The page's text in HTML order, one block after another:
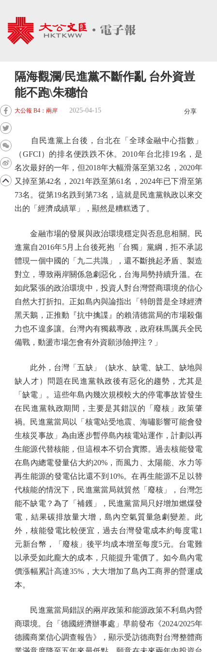
隔海觀瀾/民進黨不斷作亂 台外資豈
能不跑\朱穗怡
大公報 B4：兩岸 2025-04-15 分享
自民進黨上台後，台北在「全球金融中心指數」
（GFCI）的排名便跌跌不休。2010年台北排19名，是
名次最好的一年，但2018年大幅滑落至第32名，2020年
又掉至第42名，2021年跌至第61名，2024年已下滑至第
73名。從第19名跌到第73名，這就是民進黨執政以來交
出的「經濟成績單」，顯然是糟糕透了。
金融市場的發展與政治環境穩定與否息息相關。民
進黨自2016年5月上台後死抱「台獨」黨綱，拒不承認
體現一個中國的「九二共識」，還不斷挑起矛盾、製造
對立，導致兩岸關係急劇惡化，台海局勢持續升溫。在
如此緊張的政治環境中，投資人對台灣營商環境的信心
自然大打折扣。正如島內與論指出「特朗普是全球經濟
黑天鵝，正推動『抗中擒諜』的賴清德當局的市場殺傷
力也不遑多讓。台灣內有獨裁專政，政府秣馬厲兵全民
備戰，動盪市場怎會有外資願涉險押注？」
此外，台灣「五缺」（缺水、缺電、缺工、缺地與
缺人才）問題在民進黨執政後有惡化的趨勢，尤其是
「缺電」。這些年島內幾次規模較大的停電事故皆發生
在民進黨執政期間，主要是其錯誤的「廢核」政策肇
禍。民進黨當局以「核電站受地震、海嘯影響可能會發
生核災事故」為由逐步暫停島內核電站運作，計劃以再
生能源代替核能，但這根本不切合實際。過去核能發電
在島內總電發量佔大約20%，而風力、太陽能、水力等
再生能源的發電佔比還不到10%。在再生能源不足以替
代核能的情況下，民進黨當局就貿然「廢核」，台灣怎
能不缺電？為了「補鑊」，民進黨當局只好增加燃煤發
電，結果碳排放量大增，島內空氣質量急劇變差。此
外，核能發電比較便宜，過去台灣發電成本約每度電1
元新台幣，「廢核」後平均成本增至每度5元。台電難
以承受如此龐大的成本，只能提升電價了。如今島內電
價漲幅累計高達35%，大大增加了島內工商界的營運成
本。
民進黨當局錯誤的兩岸政策和能源政策不利島內營
商環境。台「德國經濟辦事處」早前發布《2024/2025年
德國商業信心調查報告》，顯示受訪德商對台灣整體商